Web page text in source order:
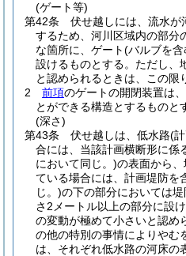
(ゲート等)
第42条
伏せ越しには、流水が
するため、河川区域内の部分
な箇所に、ゲート(バルブを含
設けるものとする。 ただし、
と認められるときは、この限
2
前項のゲートの開閉装置は
とができる構造とするものと
(深さ)
第43条
伏せ越しは、低水路(
合には、当該計画横断形に係
において同じ。)の表面から、
ている場合には、計画堤防を
じ。)の下の部分においては
さ2メートル以上の部分に設け
の変動が極めて小さいと認め
の他の特別の事情によりやむ
は、それぞれ低水路の河床の